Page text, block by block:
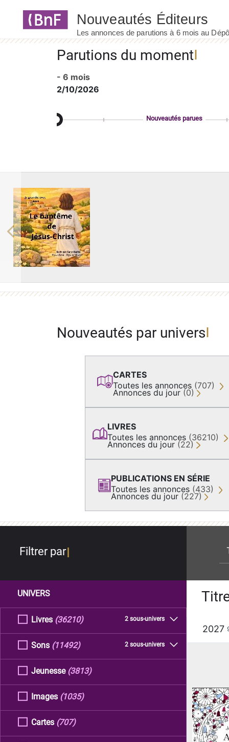
Parutions du moment
- 6 mois
2/10/2026
Nouveautés parues
Previous
Nouveautés par univers
CARTES
Toutes les annonces (707)
Annonces du jour (0)
LIVRES
Toutes les annonces (36210)
Annonces du jour (22)
PUBLICATIONS EN SÉRIE
Toutes les annonces (433)
Annonces du jour (227)
Filtrer par
UNIVERS
Livres 2 sous-univers
(36210)
Sons 2 sous-univers
(11492)
Jeunesse (3813)
Images (1035)
Cartes (707)
2027